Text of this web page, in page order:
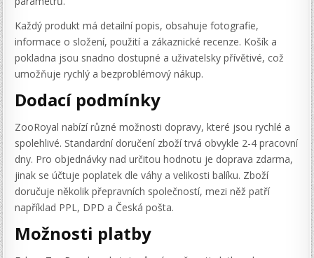
Každý produkt má detailní popis, obsahuje fotografie,
informace o složení, použití a zákaznické recenze. Košík a
pokladna jsou snadno dostupné a uživatelsky přívětivé, což
umožňuje rychlý a bezproblémový nákup.
Dodací podmínky
ZooRoyal nabízí různé možnosti dopravy, které jsou rychlé a
spolehlivé. Standardní doručení zboží trvá obvykle 2-4 pracovní
dny. Pro objednávky nad určitou hodnotu je doprava zdarma,
jinak se účtuje poplatek dle váhy a velikosti balíku. Zboží
doručuje několik přepravních společností, mezi něž patří
například PPL, DPD a Česká pošta.
Možnosti platby